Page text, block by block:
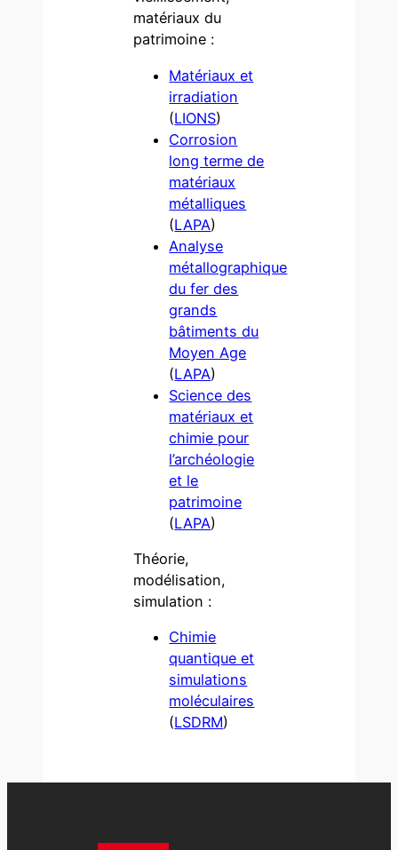
matériaux du
patrimoine :
Matériaux et
irradiation
(LIONS)
Corrosion
long terme de
matériaux
métalliques
(LAPA)
Analyse
métallographique
du fer des
grands
bâtiments du
Moyen Age
(LAPA)
Science des
matériaux et
chimie pour
l’archéologie
et le
patrimoine
(LAPA)
Théorie,
modélisation,
simulation :
Chimie
quantique et
simulations
moléculaires
(LSDRM)